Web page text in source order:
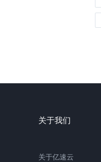
关于我们
关于亿速云